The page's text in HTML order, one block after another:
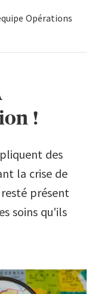
Opérations
!
des
la crise de
resté présent
soins qu'ils